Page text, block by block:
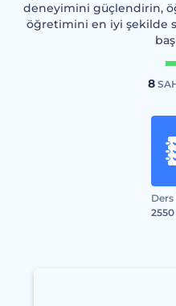
deneyimini güçlendirin,
öğretimini en iyi şekilde
8
Ders